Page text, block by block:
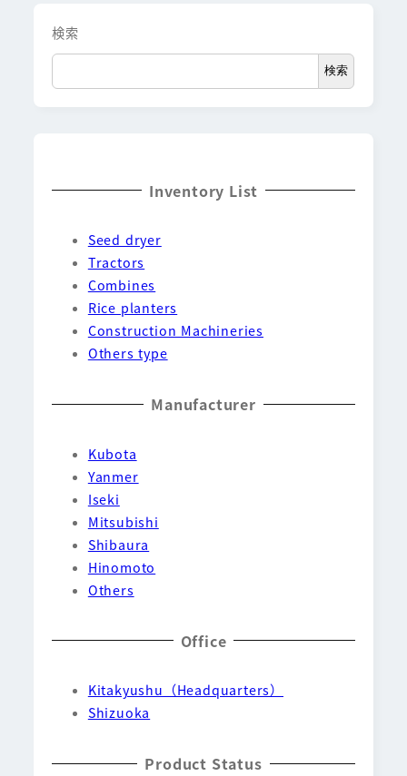
検索
検索
Inventory List
Seed dryer
Tractors
Combines
Rice planters
Construction Machineries
Others type
Manufacturer
Kubota
Yanmer
Iseki
Mitsubishi
Shibaura
Hinomoto
Others
Office
Kitakyushu（Headquarters）
Shizuoka
Product Status